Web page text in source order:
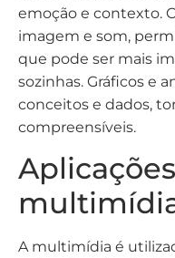
emoção e contexto.
imagem e som,
que pode ser mais
sozinhas. Gráficos e
conceitos e dados,
compreensíveis.
A multimídia é